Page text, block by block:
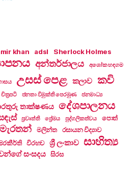
khan adsl Sherlock Holmes
අන්තර්ජාලය අශෝක හඳගම
උසස් පෙළ කලාව කවි
චිත්‍රපටි ජනතා විමුක්ති පෙරමුණ ජනමාධ්‍ය
තාක්ෂණය දේශපාලනය
ප්‍රවෘත්ති ප්‍රේමය පුද්ගලිකත්වය පොත්
මලින්ත
රසායන විද්‍යාව
විරහව ශ්‍රී ලංකාව සාහිත්‍ය
සංසදය සිරස